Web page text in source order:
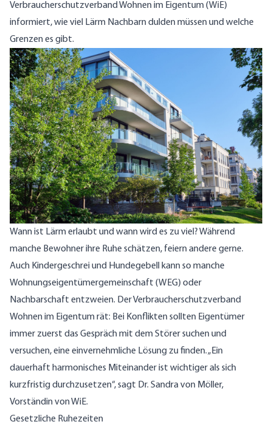
Verbraucherschutzverband Wohnen im Eigentum (WiE)
informiert, wie viel Lärm Nachbarn dulden müssen und welche
Grenzen es gibt.
Wann ist Lärm erlaubt und wann wird es zu viel? Während
manche Bewohner ihre Ruhe schätzen, feiern andere gerne.
Auch Kindergeschrei und Hundegebell kann so manche
Wohnungseigentümergemeinschaft (WEG) oder
Nachbarschaft entzweien. Der Verbraucherschutzverband
Wohnen im Eigentum rät: Bei Konflikten sollten Eigentümer
immer zuerst das Gespräch mit dem Störer suchen und
versuchen, eine einvernehmliche Lösung zu finden. „Ein
dauerhaft harmonisches Miteinander ist wichtiger als sich
kurzfristig durchzusetzen“, sagt Dr. Sandra von Möller,
Vorständin von WiE.
Gesetzliche Ruhezeiten